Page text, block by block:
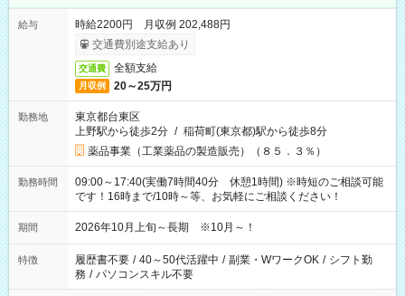
給与
時給2200円 月収例 202,488円
交通費別途支給あり
交通費 全額支給
月収例 20～25万円
勤務地
東京都台東区
上野駅から徒歩2分 / 稲荷町(東京都)駅から徒歩8分
薬品事業（工業薬品の製造販売）（８５．３％）
勤務時間
09:00～17:40(実働7時間40分 休憩1時間) ※時短のご相談可能
です！16時まで/10時～等、お気軽にご相談ください！
期間 2026年10月上旬～長期 ※10月～！
特徴 履歴書不要 / 40～50代活躍中 / 副業・WワークOK / シフト勤
務 / パソコンスキル不要